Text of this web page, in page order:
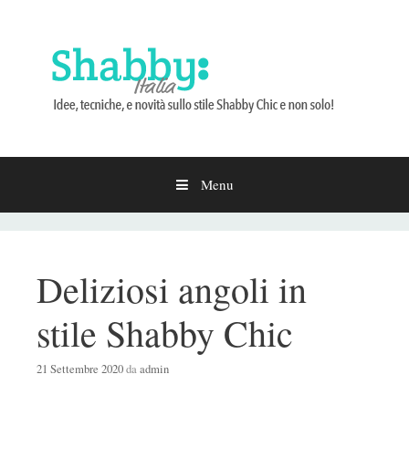
Menu
Deliziosi angoli in
stile Shabby Chic
21 Settembre 2020daadmin